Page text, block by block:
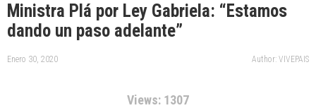
Ministra Plá por Ley Gabriela: “Estamos
dando un paso adelante”
Enero 30, 2020 Author: VIVEPAIS
Views: 1307